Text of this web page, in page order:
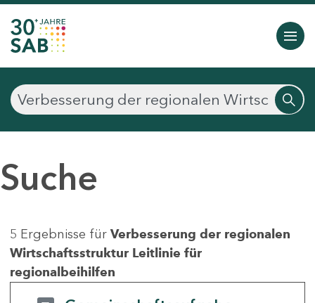
Suche
5 Ergebnisse für Verbesserung der regionalen
Wirtschaftsstruktur Leitlinie für
regionalbeihilfen